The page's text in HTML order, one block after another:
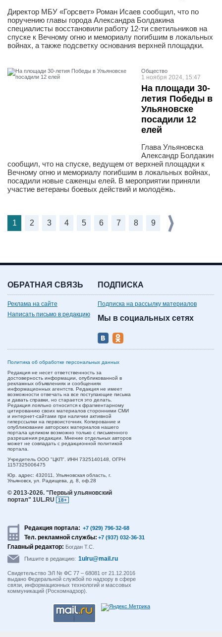
Директор МБУ «Горсвет» Роман Исаев сообщил, что по
поручению главы города Александра Болдакина
специалисты восстановили работу 12-ти светильников на
спуске к Вечному огню и мемориалу погибшим в локальных
войнах, а также подсветку основания верхней площадки.
Общество
1 ноября 2024, 15:47
На площади 30-
летия Победы в
Ульяновске
посадили 12
елей
Глава Ульяновска
Александр Болдакин
сообщил, что на спуске, ведущем от верхней площадки к
Вечному огню и мемориалу погибшим в локальных войнах,
посадили новые саженцы елей. В мероприятии приняли
участие ветераны боевых действий и молодёжь.
1 2 3 4 5 6 7 8 9
ОБРАТНАЯ СВЯЗЬ
Реклама на сайте
Написать письмо в редакцию
ПОДПИСКА
Подписка на рассылку материалов
Мы в социальных сетях
Политика об обработке персональных данных
Редакция не несет ответственность за
достоверность информации, опубликованной в
рекламных объявлениях и сообщениях
информационных агентств. Редакция не имеет
возможности отвечать на все поступающие письма
и давать справки, но старается это делать.
Редакция лояльно относится к фрагментарному
цитированию своих материалов сторонними СМИ
и интернет-сайтами при наличии активной
гиперссылки на первоисточник. Копирование и
опубликование авторских материалов нашего
портала целиком возможно только с письменного
разрешения редакции. Мнение отдельных авторов
может не совпадать с редакционной политикой
портала.
Учредитель ООО "ЦКП". ИНН 7325140148, ОГРН
1157325006475
Юр. адрес: 432011, Ульяновская область, г.
Ульяновск, ул. Радищева, д. 8, оф.28
© 2013-2026. "Первый ульяновский
портал" 1UL.RU
18+
Редакция портала: +7 (929) 796-32-68
Тел. рекламной службы: +7 (937) 032-36-31
Главный редактор: Богдан Т.С.
Пишите в редакцию: 1ulru@mail.ru
Свидетельство ЭЛ № ФС 77 – 68081 от 21.12.2016
выдано Федеральной службой по надзору в сфере
связи, информационных технологий и массовых
коммуникаций (Роскомнадзор).